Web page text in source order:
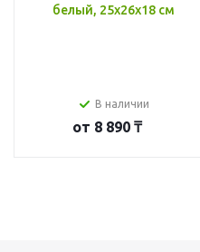
белый, 25x26x18 см
В наличии
от 8 890 ₸